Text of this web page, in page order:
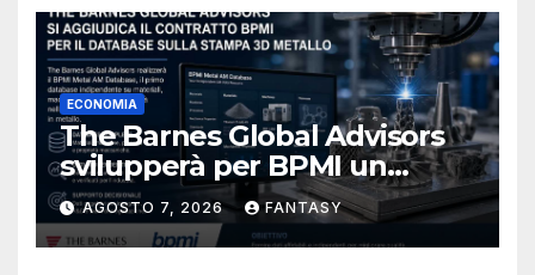
ECONOMIA
The Barnes Global Advisors
svilupperà per BPMI un
database per la stampa 3D
metallica destinata alla filiera
navale statunitense
AGOSTO 7, 2026 FANTASY